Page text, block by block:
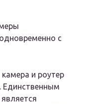
с
и роутер
Единственным